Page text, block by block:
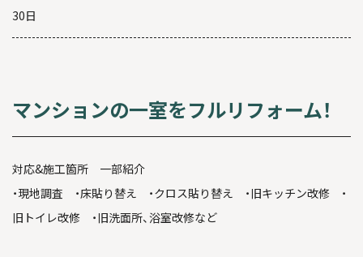
30日
マンションの一室をフルリフォーム！
対応&施工箇所 一部紹介
・現地調査 ・床貼り替え ・クロス貼り替え ・旧キッチン改修 ・
旧トイレ改修 ・旧洗面所、浴室改修など